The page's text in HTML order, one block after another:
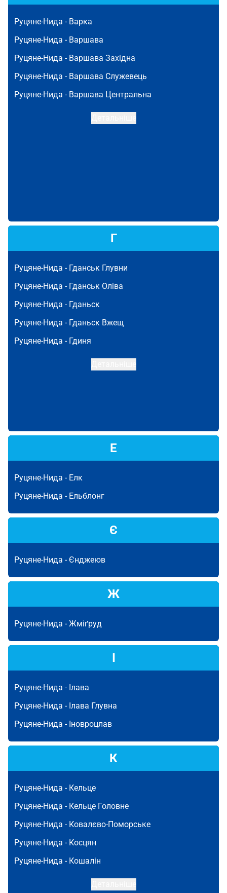
Руцяне-Нида - Варка
Руцяне-Нида - Варшава
Руцяне-Нида - Варшава Західна
Руцяне-Нида - Варшава Служевець
Руцяне-Нида - Варшава Центральна
Г
Руцяне-Нида - Гданськ Глувни
Руцяне-Нида - Гданськ Оліва
Руцяне-Нида - Гданьск
Руцяне-Нида - Гданьск Вжещ
Руцяне-Нида - Гдиня
Е
Руцяне-Нида - Елк
Руцяне-Нида - Ельблонг
Є
Руцяне-Нида - Єнджеюв
Ж
Руцяне-Нида -Жміґруд
І
Руцяне-Нида - Ілава
Руцяне-Нида - Ілава Глувна
Руцяне-Нида - Іновроцлав
К
Руцяне-Нида - Кельце
Руцяне-Нида - Кельце Головне
Руцяне-Нида - Ковалєво-Поморське
Руцяне-Нида - Косцян
Руцяне-Нида - Кошалін